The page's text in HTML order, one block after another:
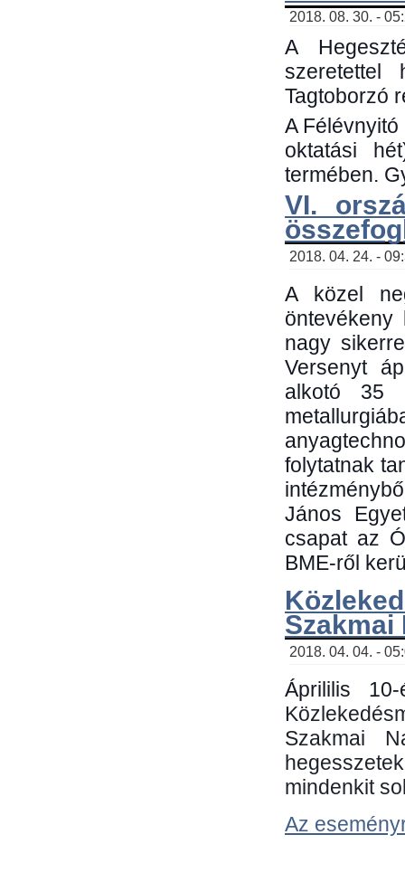
2018. 08. 30. -
A
szeretettel
Tagtoborzó
A
oktatási
termében.
VI.
2018. 04. 24. -
A közel
nagy
Versenyt
alkotó 35
folytatnak
János
csapat az
BME-ről
Szakmai
2018. 04. 04. -
Áprililis
Szakmai
mindenkit
Az